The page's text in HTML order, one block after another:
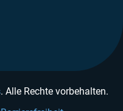
. Alle Rechte vorbehalten.